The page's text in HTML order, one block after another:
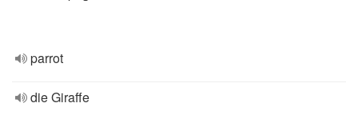
parrot
die Giraffe